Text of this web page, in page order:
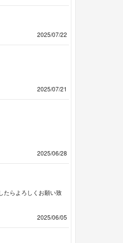
2025/07/22
2025/07/21
2025/06/28
たらよろしくお願い致
2025/06/05